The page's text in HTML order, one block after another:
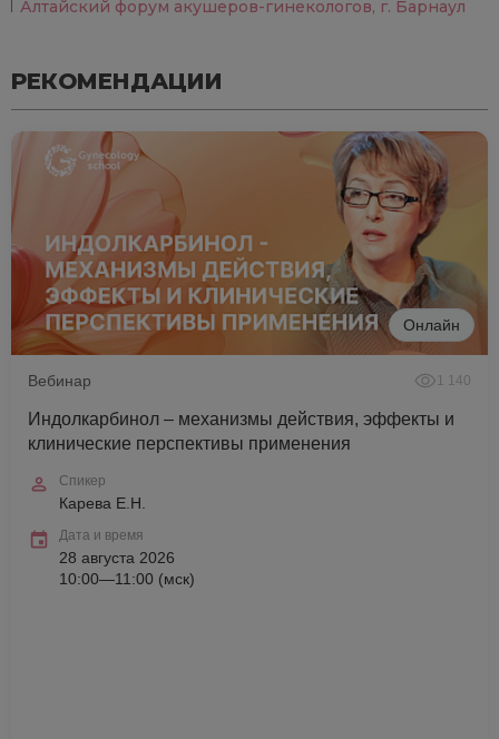
Алтайский форум акушеров-гинекологов, г. Барнаул
РЕКОМЕНДАЦИИ
Онлайн
Вебинар 1 140
Индолкарбинол – механизмы действия, эффекты и
клинические перспективы применения
Спикер
Карева Е.Н.
Дата и время
28 августа 2026
10:00—11:00 (мск)